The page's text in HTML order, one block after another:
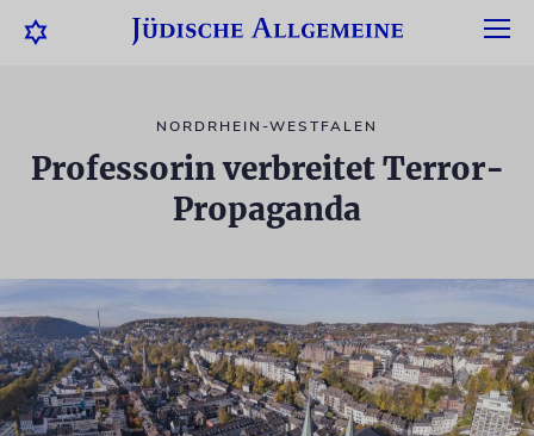
NORDRHEIN-WESTFALEN
Professorin verbreitet Terror-
Propaganda